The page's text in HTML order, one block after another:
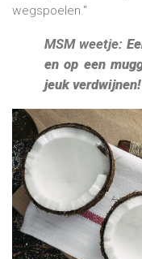
wegspoelen."
MSM weetje:
en op een
jeuk verdwijnen!